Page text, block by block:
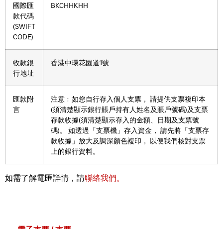
國際匯
款代碼
(SWIFT
CODE)
BKCHHKHH
收款銀
行地址
香港中環花園道1號
匯款附
言
注意﹕如您自行存入個人支票， 請提供支票複印本
(須清楚顯示銀行賬戶持有人姓名及賬戶號碼)及支票
存款收據(須清楚顯示存入的金額、日期及支票號
碼)。 如透過「支票機」存入資金， 請先將「支票存
款收據」放大及調深顏色複印， 以便我們核對支票
上的銀行資料。
如需了解電匯詳情，請聯絡我們。